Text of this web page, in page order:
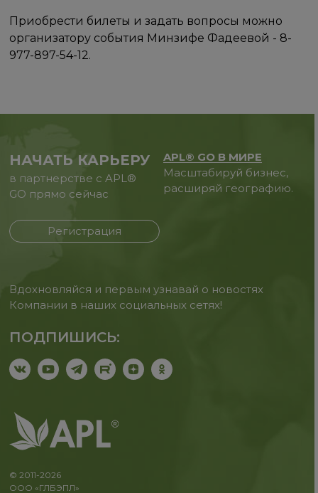
Приобрести билеты и задать вопросы можно
организатору события Минзифе Фадеевой - 8-
977-897-54-12.
НАЧАТЬ КАРЬЕРУ
в партнерстве с APL®
GO прямо сейчас
Регистрация
APL® GO В МИРЕ
Масштабируй бизнес,
расширяй географию.
Вдохновляйся и первым узнавай о новостях
Компании в наших социальных сетях!
ПОДПИШИСЬ:
© 2011-2026
ООО «ГЛБЭПЛ»